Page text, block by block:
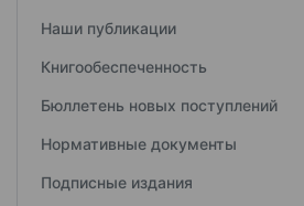
Наши публикации
Книгообеспеченность
Бюллетень новых поступлений
Нормативные документы
Подписные издания